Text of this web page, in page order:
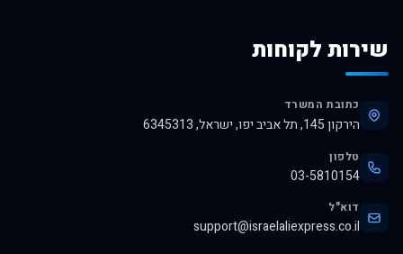
שירות לקוחות
כתובת המשרד
הירקון 145, תל אביב יפו, ישראל, 6345313
טלפון
03-5810154
דוא"ל
support@israelaliexpress.co.il